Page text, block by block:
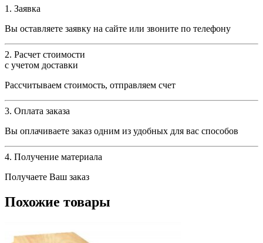
1. Заявка
Вы оставляете заявку на сайте или звоните по телефону
2. Расчет стоимости
с учетом доставки
Рассчитываем стоимость, отправляем счет
3. Оплата заказа
Вы оплачиваете заказ одним из удобных для вас способов
4. Получение материала
Получаете Ваш заказ
Похожие товары